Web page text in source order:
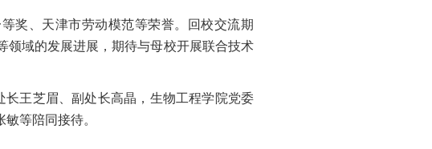
奖、天津市劳动模范等荣誉。回校交流期
领域的发展进展，期待与母校开展联合技术
王芝眉、副处长高晶，生物工程学院党委
等陪同接待。